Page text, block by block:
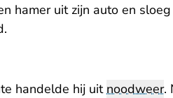
hamer uit zijn auto en
handelde hij uitnoodweer.